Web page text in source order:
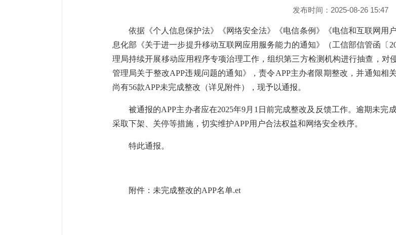
发布时间：2025-08-26 15:47
依据《个人信息保护法》《网络安全法》《电信条例》《电信和互联网用
息化部《关于进一步提升移动互联网应用服务能力的通知》（工信部信管函〔
理局持续开展移动应用程序专项治理工作，组织第三方检测机构进行抽查，对
管理局关于整改APP违规问题的通知》，责令APP主办者限期整改，并通知相
尚有56款APP未完成整改（详见附件），现予以通报。
被通报的APP主办者应在2025年9月1日前完成整改及反馈工作。逾期未完
采取下架、关停等措施，切实维护APP用户合法权益和网络安全秩序。
特此通报。
附件： 未完成整改的APP名单.et